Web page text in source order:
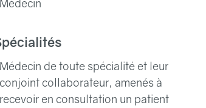
Médecin
Médecin de toute spécialité et leur
conjoint collaborateur, amenés à
recevoir en consultation un patient